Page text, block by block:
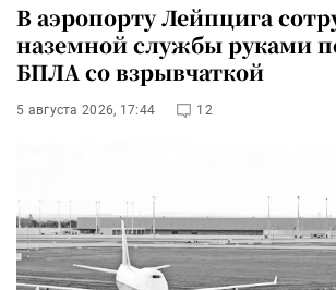
В аэропорту Лейпцига
наземной службы руками
БПЛА со взрывчаткой
5 августа 2026, 17:44 12